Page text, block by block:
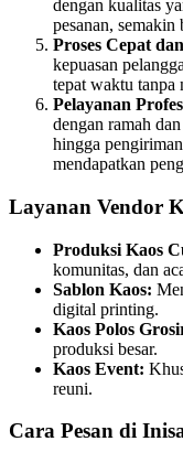
dengan kualitas
pesanan,
Proses Cepat
kepuasan
tepat waktu tanpa
Pelayanan
dengan ramah
hingga
mendapatkan
Layanan Vendor
Produksi Kaos
komunitas, dan
Sablon Kaos:
digital printing.
Kaos Polos
produksi besar.
Kaos Event:
reuni.
Cara Pesan di